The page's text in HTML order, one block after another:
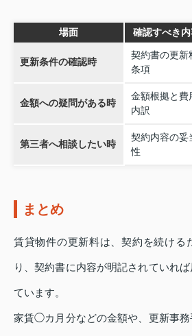
場面 確認すべき
更新条件の確認時
契約書の更新
条項
金額への疑問がある時
金額根拠と費
内訳
第三者へ相談したい時
契約内容の妥
性
まとめ
賃貸物件の更新料は、契約を続ける
り、契約書に内容が明記されていれ
ています。
家賃◯カ月分などの金額や、更新事務